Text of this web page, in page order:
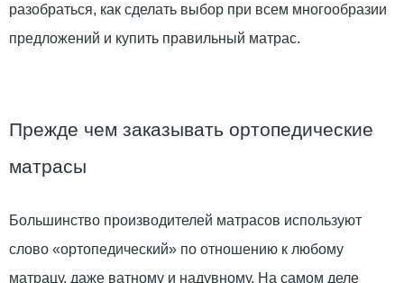
разобраться, как сделать выбор при всем многообразии
предложений и купить правильный матрас.
Прежде чем заказывать ортопедические
матрасы
Большинство производителей матрасов используют
слово «ортопедический» по отношению к любому
матрацу, даже ватному и надувному. На самом деле